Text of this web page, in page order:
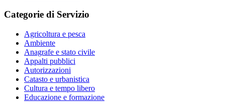
Categorie di Servizio
Agricoltura e pesca
Ambiente
Anagrafe e stato civile
Appalti pubblici
Autorizzazioni
Catasto e urbanistica
Cultura e tempo libero
Educazione e formazione